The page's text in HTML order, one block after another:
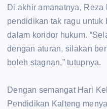
‎Di akhir amanatnya,
pendidikan tak ragu
dalam koridor hukum.
dengan aturan, silakan
boleh stagnan,” tutupnya.
‎Dengan semangat Hari
Pendidikan Kalteng